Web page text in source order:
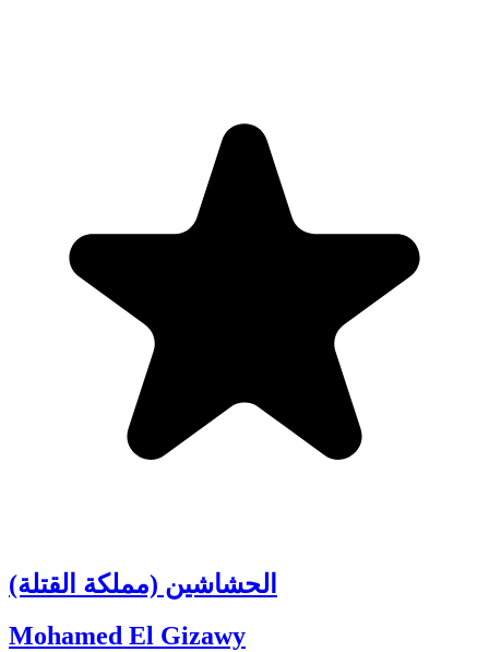
الحشاشين (مملكة القتلة)
Mohamed El Gizawy